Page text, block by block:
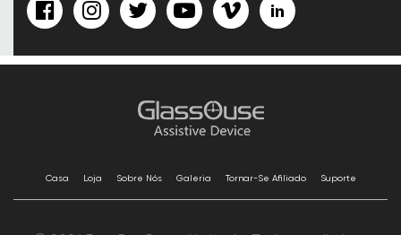
Casa Loja Sobre Nós Galeria Tornar-Se Afiliado Suporte